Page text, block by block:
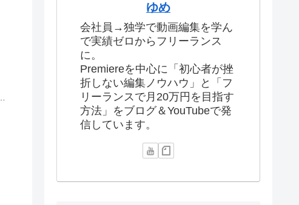
ゆめ
会社員→独学で動画編集を学ん
で実績ゼロからフリーランス
に。
Premiereを中心に「初心者が挫
折しない編集ノウハウ」と「フ
リーランスで月20万円を目指す
方法」をブログ＆YouTubeで発
信しています。